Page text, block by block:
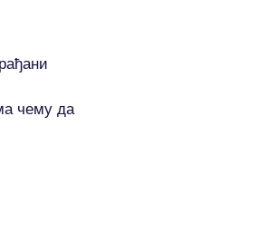
чему да